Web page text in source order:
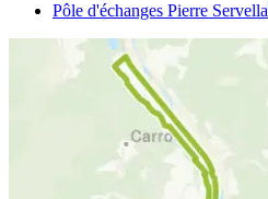
Pôle d'échanges Pierre Servella